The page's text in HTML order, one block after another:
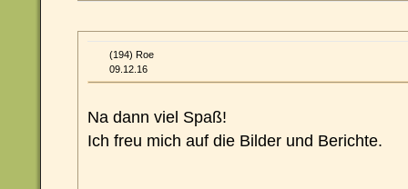
(194) Roe
09.12.16
Na dann viel Spaß!
Ich freu mich auf die Bilder und Berichte.